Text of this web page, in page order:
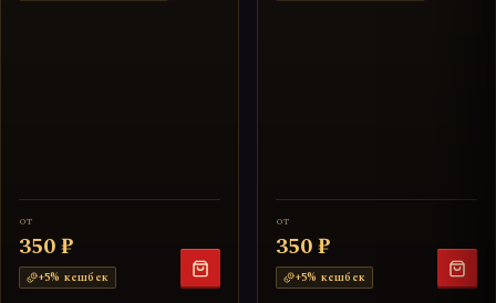
от
350 ₽
+5% кешбек
от
350 ₽
+5% кешбек